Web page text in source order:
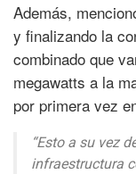
Además,
y finalizando la
combinado que
megawatts a la
por primera vez
“Esto a su vez
infraestructura